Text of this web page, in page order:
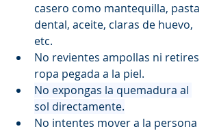
casero como mantequilla, pasta
dental, aceite, claras de huevo,
etc.
No revientes ampollas ni retires
ropa pegada a la piel.
No expongas la quemadura al
sol directamente.
No intentes mover a la persona